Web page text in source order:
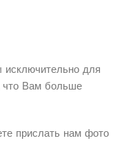
исключительно для
что Вам больше
прислать нам фото